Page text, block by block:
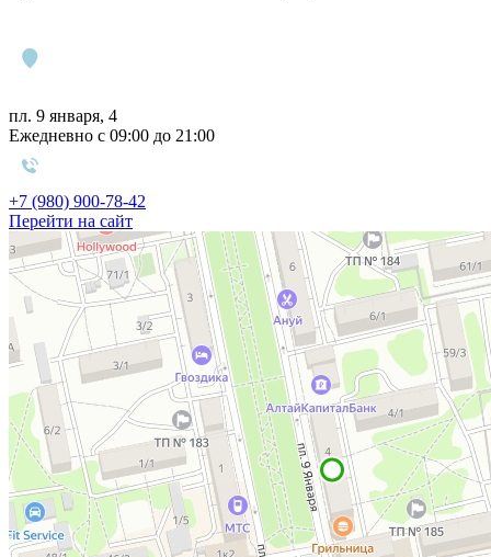
пл. 9 января, 4
Ежедневно с 09:00 до 21:00
+7 (980) 900-78-42
Перейти на сайт